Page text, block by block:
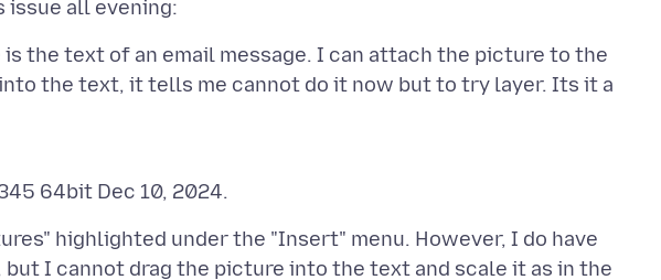
is the text of an email message. I can attach the picture to the
the text, it tells me cannot do it now but to try layer. Its it a
highlighted under the "Insert" menu. However, I do have
I cannot drag the picture into the text and scale it as in the